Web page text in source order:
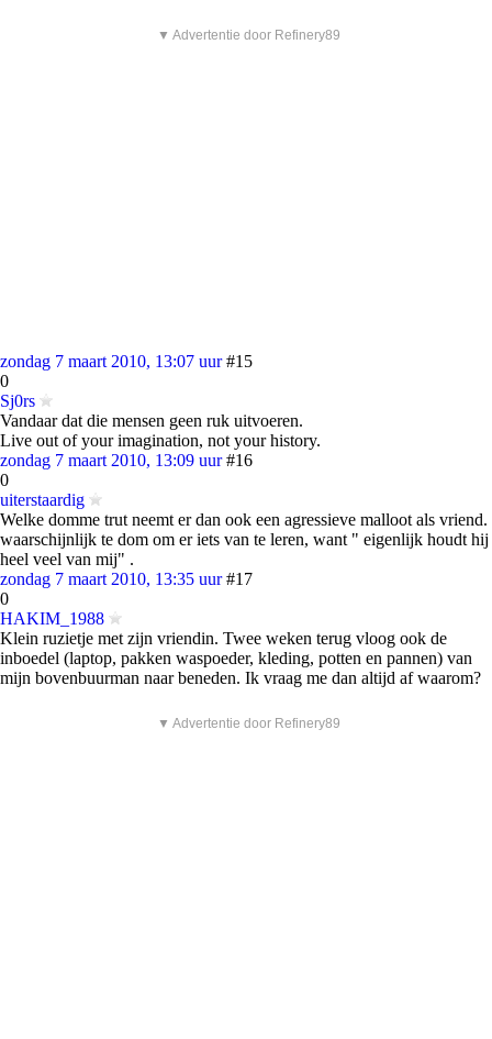
▼ Advertentie door Refinery89
zondag 7 maart 2010, 13:07 uur #15
0
Sj0rs
Vandaar dat die mensen geen ruk uitvoeren.
Live out of your imagination, not your history.
zondag 7 maart 2010, 13:09 uur #16
0
uiterstaardig
Welke domme trut neemt er dan ook een agressieve malloot als vriend.
waarschijnlijk te dom om er iets van te leren, want " eigenlijk houdt hij
heel veel van mij" .
zondag 7 maart 2010, 13:35 uur #17
0
HAKIM_1988
Klein ruzietje met zijn vriendin. Twee weken terug vloog ook de
inboedel (laptop, pakken waspoeder, kleding, potten en pannen) van
mijn bovenbuurman naar beneden. Ik vraag me dan altijd af waarom?
▼ Advertentie door Refinery89